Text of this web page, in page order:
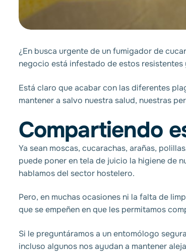
¿En busca urgente de unfumigador de
negocio está infestado de estos
Está claro que acabar con las diferentes
mantener a salvo nuestra salud, nuestras
Compartiendo
Ya sean moscas, cucarachas, arañas,
puede poner en tela de juicio la higiene de
hablamos del sector hostelero.
Pero, en muchas ocasiones ni la falta de
que se empeñen en que les permitamos
Si le preguntáramos a un entomólogo
incluso algunos nos ayudan a mantener